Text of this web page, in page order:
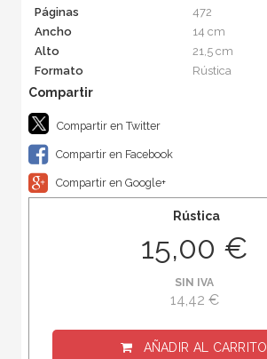
Páginas
472
Ancho
14 cm
Alto
21,5 cm
Formato
Rústica
Compartir en Twitter
Compartir en Facebook
Compartir en Google+
Rústica
15,00 €
SIN IVA
14,42 €
AÑADIR AL CARRITO